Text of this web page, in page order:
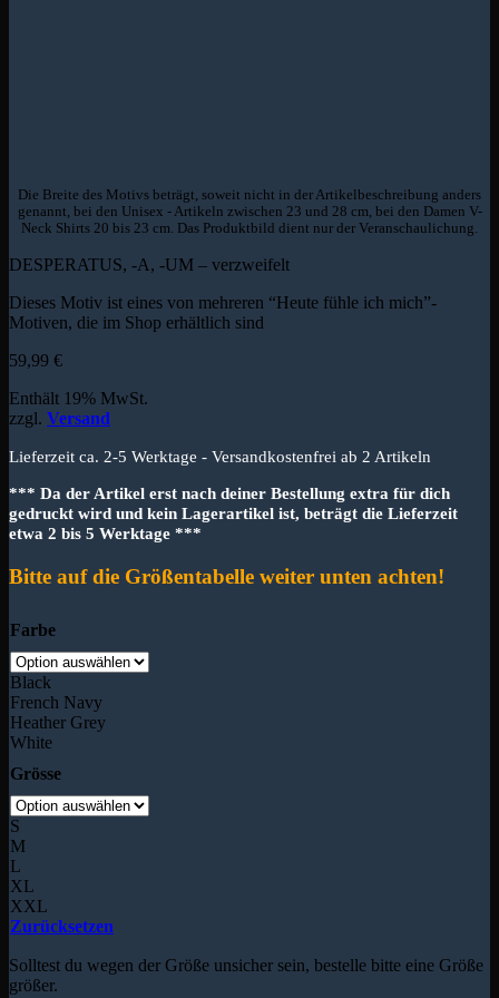
Die Breite des Motivs beträgt, soweit nicht in der Artikelbeschreibung anders
genannt, bei den Unisex - Artikeln zwischen 23 und 28 cm, bei den Damen V-
Neck Shirts 20 bis 23 cm. Das Produktbild dient nur der Veranschaulichung.
DESPERATUS, -A, -UM – verzweifelt
Dieses Motiv ist eines von mehreren “Heute fühle ich mich”-
Motiven, die im Shop erhältlich sind
59,99 €
Enthält 19% MwSt.
zzgl. Versand
Lieferzeit ca. 2-5 Werktage - Versandkostenfrei ab 2 Artikeln
*** Da der Artikel erst nach deiner Bestellung extra für dich
gedruckt wird und kein Lagerartikel ist, beträgt die Lieferzeit
etwa 2 bis 5 Werktage ***
Bitte auf die Größentabelle weiter unten achten!
Farbe
Black
French Navy
Heather Grey
White
Grösse
S
M
L
XL
XXL
Zurücksetzen
Solltest du wegen der Größe unsicher sein, bestelle bitte eine Größe
größer.